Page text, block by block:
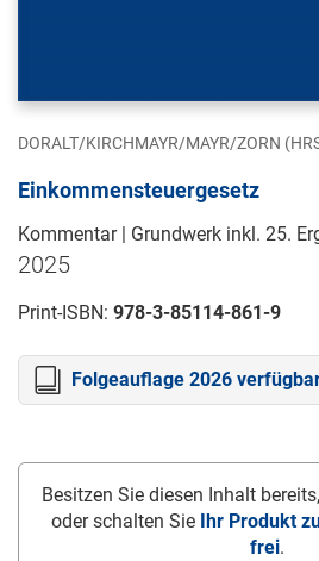
DORALT/KIRCHMAYR/MAYR/ZORN
Einkommensteuergesetz
Kommentar | Grundwerk inkl. 25.
2025
Print-ISBN: 978-3-85114-861-9
Folgeauflage 2026
Besitzen Sie diesen Inhalt bereits,
oder schalten Sie
Ihr Produkt
frei.